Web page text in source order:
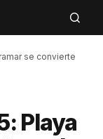
se convierte
Playa